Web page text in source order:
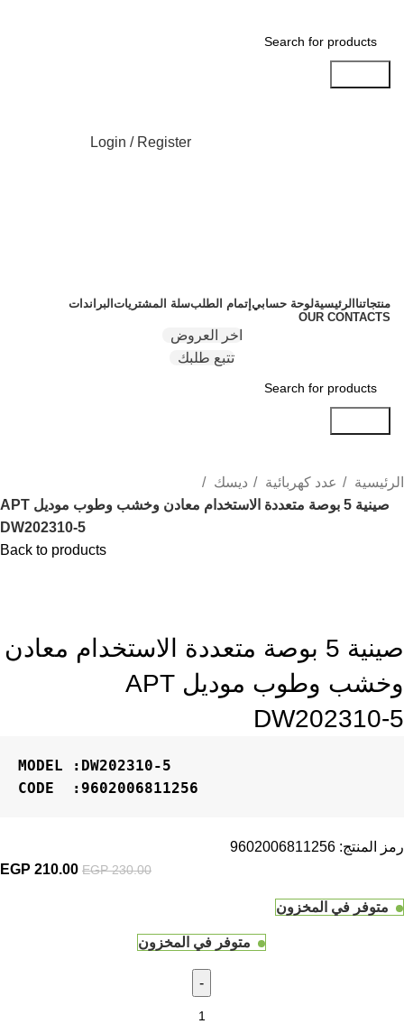
Login / Register
منتجاتنا الرئيسيةلوحة حسابي إتمام الطلبسلة المشتريات البراندات
OUR CONTACTS
اخر العروض
تتبع طلبك
الرئيسية
عدد كهربائية
ديسك
صينية 5 بوصة متعددة الاستخدام معادن وخشب وطوب موديل APT
DW202310-5
Back to products
صينية 5 بوصة متعددة الاستخدام معادن
وخشب وطوب موديل APT
DW202310-5
CODE  :9602006811256
رمز المنتج:9602006811256
EGP230.00
السعر
EGP 210.00
متوفر في المخزون
متوفر في المخزون
كمية صينية 5 بوصة متعددة الاستخدام معادن وخشب وطوب موديل